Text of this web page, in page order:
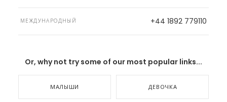
МЕЖДУНАРОДНЫЙ +44 1892 779110
Or, why not try some of our most popular links...
МАЛЫШИ ДЕВОЧКА